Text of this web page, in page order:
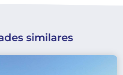
similares